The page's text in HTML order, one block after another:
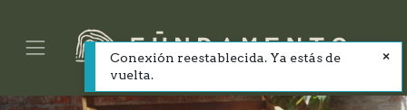
Conexión reestablecida. Ya estás de
vuelta.